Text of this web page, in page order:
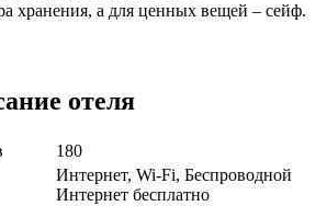
хранения, а для ценных вещей – сейф.
отеля
180
Интернет, Wi-Fi, Беспроводной
Интернет бесплатно